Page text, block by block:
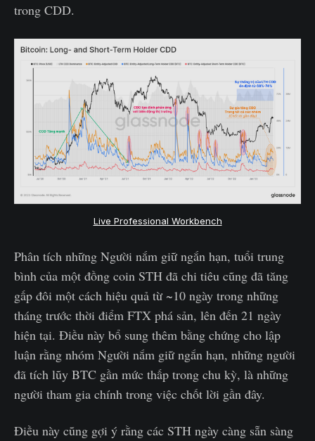
trong CDD.
Live Professional Workbench
Phân tích những Người nắm giữ ngắn hạn, tuổi trung
bình của một đồng coin STH đã chi tiêu cũng đã tăng
gấp đôi một cách hiệu quả từ ~10 ngày trong những
tháng trước thời điểm FTX phá sản, lên đến 21 ngày
hiện tại. Điều này bổ sung thêm bằng chứng cho lập
luận rằng nhóm Người nắm giữ ngắn hạn, những người
đã tích lũy BTC gần mức thấp trong chu kỳ, là những
người tham gia chính trong việc chốt lời gần đây.
Điều này cũng gợi ý rằng các STH ngày càng sẵn sàng